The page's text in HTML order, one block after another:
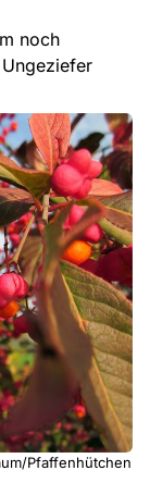
noch
Pfaffenhütchen